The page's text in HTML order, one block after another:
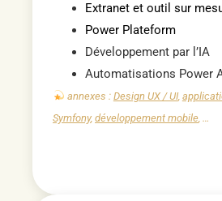
Extranet et outil sur
Power Plateform
Développement par l’IA
Automatisations Power
annexes : Design UX / UI,
Symfony, développement mobile, …